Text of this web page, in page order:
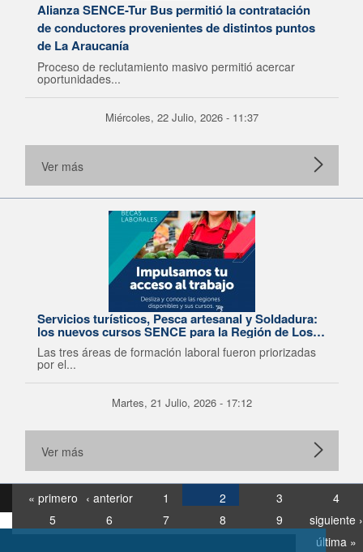
Alianza SENCE-Tur Bus permitió la contratación
de conductores provenientes de distintos puntos
de La Araucanía
Proceso de reclutamiento masivo permitió acercar
oportunidades...
Miércoles, 22 Julio, 2026 - 11:37
Ver más
Servicios turísticos, Pesca artesanal y Soldadura:
los nuevos cursos SENCE para la Región de Los
Lagos
Las tres áreas de formación laboral fueron priorizadas
por el...
Martes, 21 Julio, 2026 - 17:12
Ver más
« primero ‹ anterior 1 2 3
4
5
6 7 8 9
siguiente ›
última »